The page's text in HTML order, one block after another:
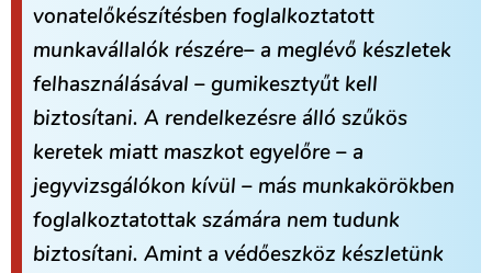
vonatelőkészítésben foglalkoztatott
munkavállalók részére– a meglévő készletek
felhasználásával – gumikesztyűt kell
biztosítani. A rendelkezésre álló szűkös
keretek miatt maszkot egyelőre – a
jegyvizsgálókon kívül – más munkakörökben
foglalkoztatottak számára nem tudunk
biztosítani. Amint a védőeszköz készletünk